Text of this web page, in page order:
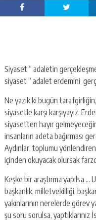
Siyaset “ adaletin
siyaset “ adalet erdemini
Ne yazık ki bugün
siyasetle karşı karşıyayız.
siyasetten hayır
insanların adeta bağırması
Aydınlar, toplumu
içinden okuyacak olursak
Keşke bir araştırma yapılsa …
başkanlık, milletvekilliği,
yakınlarının nerelerde görev
şu soru sorulsa, yaptıklarınız